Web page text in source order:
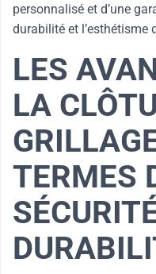
personnalisé et d’une
durabilité et l’esthétisme
LES
LA
TERMES